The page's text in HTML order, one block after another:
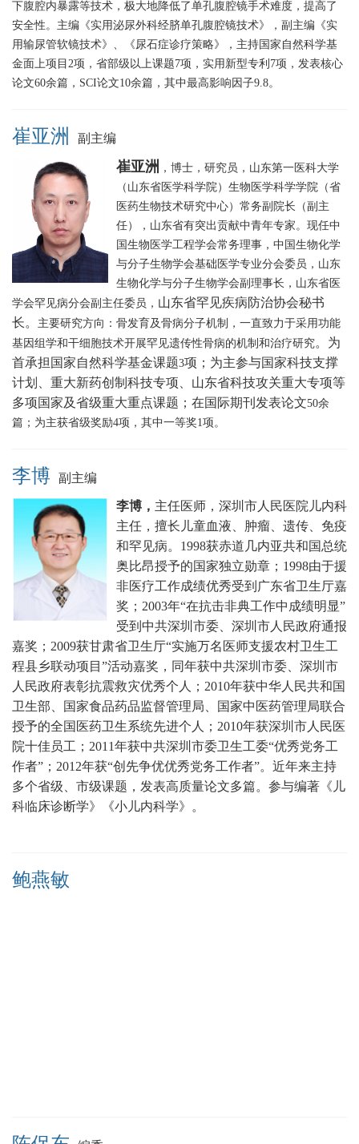
下腹腔内暴露等技术，极大地降低了单孔腹腔镜手术难度，提高了
安全性。主编《实用泌尿外科经脐单孔腹腔镜技术》，副主编《实
用输尿管软镜技术》、《尿石症诊疗策略》，主持国家自然科学基
金面上项目2项，省部级以上课题7项，实用新型专利7项，发表核心
论文60余篇，SCI论文10余篇，其中最高影响因子9.8。
崔亚洲 副主编
崔亚洲 ，博士，研究员，山东第一医科大学
（山东省医学科学院）生物医学科学学院（省
医药生物技术研究中心）常务副院长（副主
任），山东省有突出贡献中青年专家。 现任中
国生物医学工程学会常务理事，中国生物化学
与分子生物学会基础医学专业分会委员，山东
生物化学与分子生物学会副理事长，山东省医
学会罕见病分会副主任委员， 山东省罕见疾病防治协会秘书
长。
主要研究方向：骨发育及骨病分子机制，一直致力于采用功能
基因组学和干细胞技术开展罕见遗传性骨病的机制和治疗研究。为
首承担国家自然科学基金课题3项；为主参与国家科技支撑
计划、重大新药创制科技专项、山东省科技攻关重大专项等
多项国家及省级重大重点课题 ；在国际期刊发表论文50余
篇；为主获省级奖励4项，其中一等奖1项。
李博 副主编
李博， 主任医师，深圳市人民医院儿内科
主任，擅长 儿童血液、肿瘤、遗传、免疫
和罕见病。 1998获赤道几内亚共和国总统
奥比昂授予的国家独立勋章；1998由于援
非医疗工作成绩优秀受到广东省卫生厅嘉
奖；2003年“在抗击非典工作中成绩明显”
受到中共深圳市委、深圳市人民政府通报
嘉奖；2009获甘肃省卫生厅“实施万名医师支援农村卫生工
程县乡联动项目”活动嘉奖，同年获中共深圳市委、深圳市
人民政府表彰抗震救灾优秀个人；2010年获中华人民共和国
卫生部、国家食品药品监督管理局、国家中医药管理局联合
授予的全国医药卫生系统先进个人； 2010年获深圳市人民医
院十佳员工；2011年获中共深圳市委卫生工委“优秀党务工
作者”；2012年获“创先争优优秀党务工作者”。近年来主持
多个省级、市级课题，发表高质量论文多篇。 参与编著《儿
科临床诊断学》《小儿内科学》。
鲍燕敏